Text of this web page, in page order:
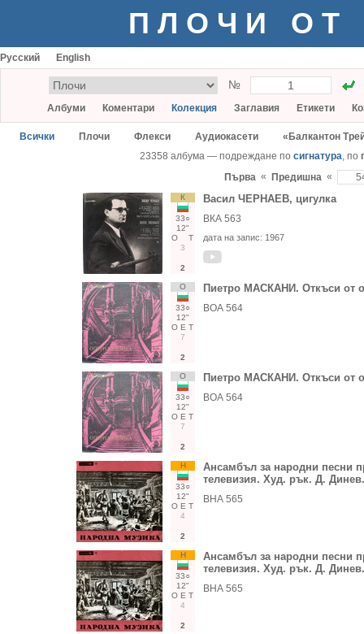
ПЛОЧИ ОТ
Русский English
№
Албуми Коментари Колекция Заглавия Етикети
Всички Плочи Флекси Аудиокасети
«Балкантон
23358 албума — подреждане по сигнатура, по
Първа « Предишна «
К
33○
12"
О
Т
3
2
Васил ЧЕРНАЕВ, цигулка
ВКА 563
дата на запис: 1967
О
33○
12"
О Е Т
7
2
Пиетро МАСКАНИ. Откъси от
ВОА 564
О
33○
12"
О Е Т
7
2
Пиетро МАСКАНИ. Откъси от
ВОА 564
Н
33○
12"
О Е Т
4
2
Ансамбъл за народни песни
телевизия. Худ. рък. Д.
ВНА 565
Н
33○
12"
О Е Т
4
2
Ансамбъл за народни песни
телевизия. Худ. рък. Д.
ВНА 565